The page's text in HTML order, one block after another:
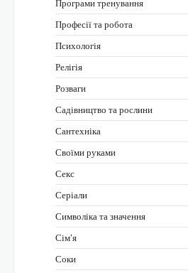
Професії та робота
Психологія
Релігія
Розваги
Садівництво та рослини
Сантехніка
Своїми руками
Секс
Серіали
Символіка та значення
Сім’я
Соки